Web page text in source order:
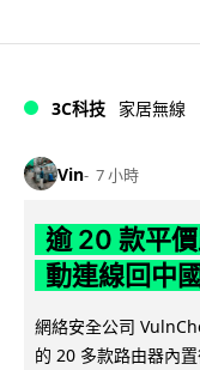
3C科技 家居無線
Vin 7 小時
逾 20 款平
動連線回中
網絡安全公司
的 20 多款路由器內